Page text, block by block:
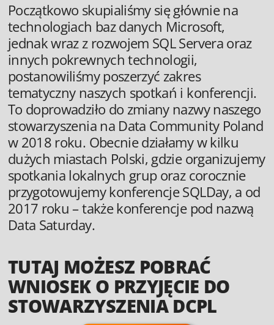
Początkowo skupialiśmy się głównie na
technologiach baz danych Microsoft,
jednak wraz z rozwojem SQL Servera oraz
innych pokrewnych technologii,
postanowiliśmy poszerzyć zakres
tematyczny naszych spotkań i konferencji.
To doprowadziło do zmiany nazwy naszego
stowarzyszenia na Data Community Poland
w 2018 roku. Obecnie działamy w kilku
dużych miastach Polski, gdzie organizujemy
spotkania lokalnych grup oraz corocznie
przygotowujemy konferencje SQLDay, a od
2017 roku – także konferencje pod nazwą
Data Saturday.
TUTAJ MOŻESZ POBRAĆ
WNIOSEKO PRZYJĘCIE DO
STOWARZYSZENIA DCPL